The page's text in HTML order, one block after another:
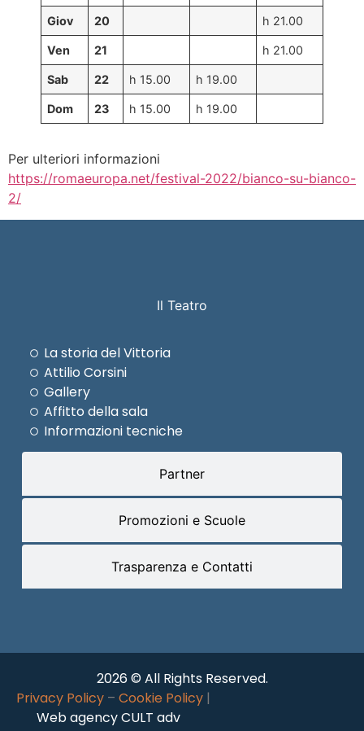
Giov 20 h 21.00
Ven 21 h 21.00
Sab 22 h 15.00 h 19.00
Dom 23 h 15.00 h 19.00
Per ulteriori informazioni
https://romaeuropa.net/festival-2022/bianco-su-bianco-
2/
Il Teatro
Partner
Promozioni e Scuole
Trasparenza e Contatti
La storia del Vittoria
Attilio Corsini
Gallery
Affitto della sala
Informazioni tecniche
2026 © All Rights Reserved.
Privacy Policy – Cookie Policy |
Web agency CULT adv